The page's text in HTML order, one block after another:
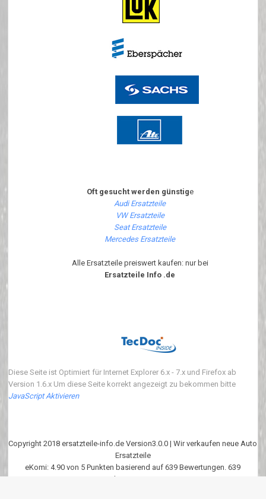
Oft gesucht werden günstige
Audi Ersatzteile
VW Ersatzteile
Seat Ersatzteile
Mercedes Ersatzteile
Alle Ersatzteile preiswert kaufen: nur bei
Ersatzteile Info .de
Diese Seite ist Optimiert für Internet Explorer 6.x - 7.x und Firefox ab
Version 1.6.x Um diese Seite korrekt angezeigt zu bekommen bitte
JavaScript Aktivieren
Copyright 2018 ersatzteile-info.de Version3.0.0 | Wir verkaufen neue Auto
Ersatzteile
eKomi:4.90 von 5 Punkten basierend auf639 Bewertungen.639
Kundenrezessionen.